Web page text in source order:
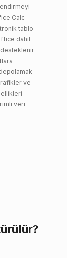
Calc
tablo
dahil
desteklenir
ve
veri